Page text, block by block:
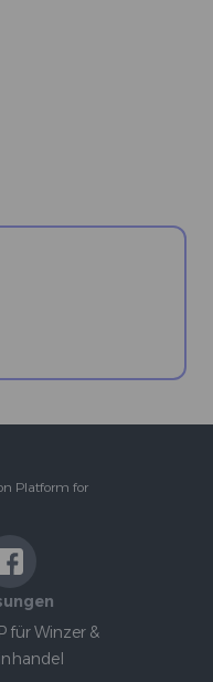
Platform for
LinkExternal
für Winzer &